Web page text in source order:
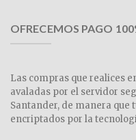
OFRECEMOS PAGO
Las compras que realices
avaladas por el servidor
Santander, de manera que
encriptados por la